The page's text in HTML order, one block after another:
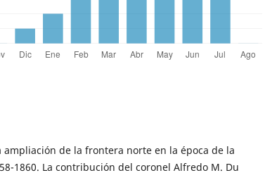
ampliación de la frontera norte en la época de la
1860. La contribución del coronel Alfredo M. Du